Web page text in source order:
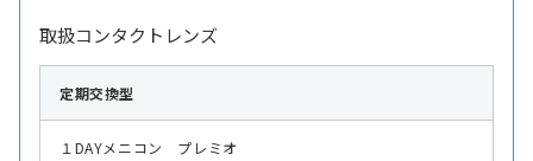
取扱コンタクトレンズ
定期交換型
１DAYメニコン プレミオ